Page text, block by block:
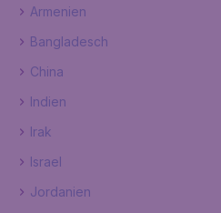
Armenien
Bangladesch
China
Indien
Irak
Israel
Jordanien